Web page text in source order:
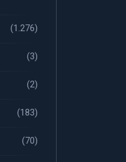
(1.276)
(3)
(2)
(183)
(70)